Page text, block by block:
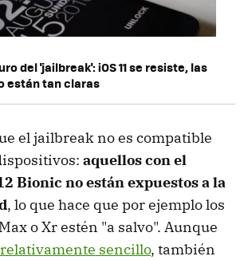
del 'jailbreak': iOS 11 se resiste, las
están tan claras
el jailbreak no es compatible
aquellos con el
Bionic no están expuestos a la
, lo que hace que por ejemplo los
o Xr estén "a salvo". Aunque
relativamente sencillo, también